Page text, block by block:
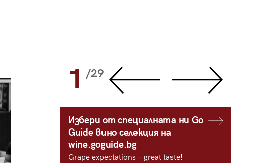
1 /29
Избери от специалната ни Go
Guide вино селекция на
wine.goguide.bg
Grape expectations - great taste!